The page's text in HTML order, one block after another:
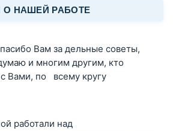
НАШЕЙ РАБОТЕ
Вам за дельные советы,
и многим другим, кто
Вами, по всему кругу
работали над